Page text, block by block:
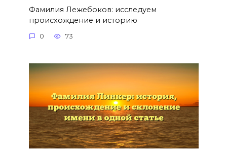
Фамилия Лежебоков: исследуем
происхождение и историю
0 73